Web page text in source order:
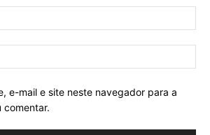
e-mail e site neste navegador para a
comentar.